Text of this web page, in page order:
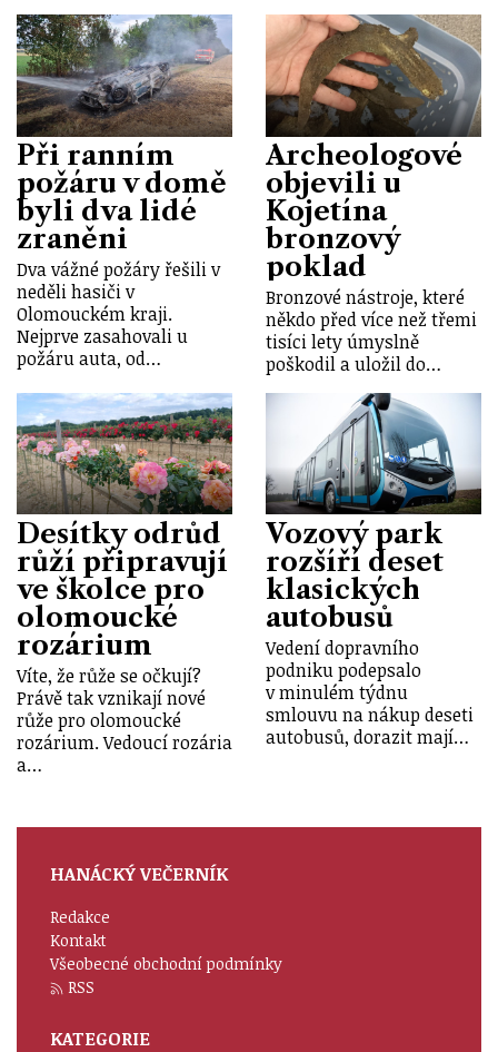
Při ranním
požáru v domě
byli dva lidé
zraněni
Dva vážné požáry řešili v
neděli hasiči v
Olomouckém kraji.
Nejprve zasahovali u
požáru auta, od…
Archeologové
objevili u
Kojetína
bronzový
poklad
Bronzové nástroje, které
někdo před více než třemi
tisíci lety úmyslně
poškodil a uložil do…
Desítky odrůd
růží připravují
ve školce pro
olomoucké
rozárium
Víte, že růže se očkují?
Právě tak vznikají nové
růže pro olomoucké
rozárium. Vedoucí rozária
a…
Vozový park
rozšíří deset
klasických
autobusů
Vedení dopravního
podniku podepsalo
v minulém týdnu
smlouvu na nákup deseti
autobusů, dorazit mají…
HANÁCKÝ VEČERNÍK
Redakce
Kontakt
Všeobecné obchodní podmínky
RSS
KATEGORIE